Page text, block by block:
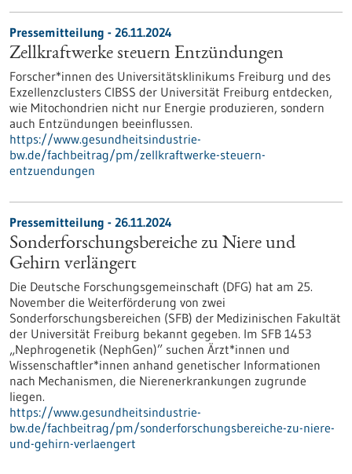
Pressemitteilung - 26.11.2024
Zellkraftwerke steuern Entzündungen
Forscher*innen des Universitätsklinikums Freiburg und des
Exzellenzclusters CIBSS der Universität Freiburg entdecken,
wie Mitochondrien nicht nur Energie produzieren, sondern
auch Entzündungen beeinflussen.
https://www.gesundheitsindustrie-
bw.de/fachbeitrag/pm/zellkraftwerke-steuern-
entzuendungen
Pressemitteilung - 26.11.2024
Sonderforschungsbereiche zu Niere und
Gehirn verlängert
Die Deutsche Forschungsgemeinschaft (DFG) hat am 25.
November die Weiterförderung von zwei
Sonderforschungsbereichen (SFB) der Medizinischen Fakultät
der Universität Freiburg bekannt gegeben. Im SFB 1453
„Nephrogenetik (NephGen)” suchen Ärzt*innen und
Wissenschaftler*innen anhand genetischer Informationen
nach Mechanismen, die Nierenerkrankungen zugrunde
liegen.
https://www.gesundheitsindustrie-
bw.de/fachbeitrag/pm/sonderforschungsbereiche-zu-niere-
und-gehirn-verlaengert